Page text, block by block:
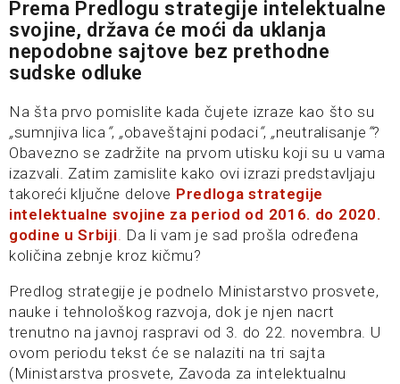
Prema Predlogu strategije intelektualne
svojine, država će moći da uklanja
nepodobne sajtove bez prethodne
sudske odluke
Na šta prvo pomislite kada čujete izraze kao što su
„sumnjiva lica “, „obaveštajni podaci“, „neutralisanje “?
Obavezno se zadržite na prvom utisku koji su u vama
izazvali. Zatim zamislite kako ovi izrazi predstavljaju
takoreći ključne delove Predloga strategije
intelektualne svojine za period od 2016. do 2020.
godine u Srbiji. Da li vam je sad prošla određena
količina zebnje kroz kičmu?
Predlog strategije je podnelo Ministarstvo prosvete,
nauke i tehnološkog razvoja, dok je njen nacrt
trenutno na javnoj raspravi od 3. do 22. novembra. U
ovom periodu tekst će se nalaziti na tri sajta
(Ministarstva prosvete, Zavoda za intelektualnu